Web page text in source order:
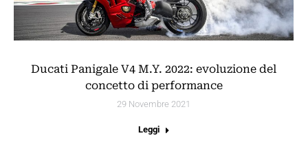
Ducati Panigale V4 M.Y. 2022: evoluzione del
concetto di performance
29 Novembre 2021
Leggi